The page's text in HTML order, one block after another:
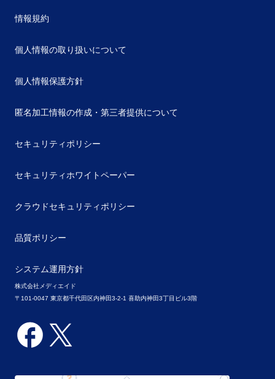
株式会社メディエイド
〒101-0047 東京都千代田区内神田3-2-1 喜助内神田3丁目ビル3階
情報規約
個人情報の取り扱いについて
個人情報保護方針
匿名加工情報の作成・第三者提供について
セキュリティポリシー
セキュリティホワイトペーパー
クラウドセキュリティポリシー
品質ポリシー
システム運用方針